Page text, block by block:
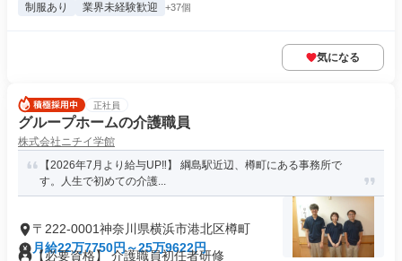
制服あり 業界未経験歓迎 +37個
気になる
正社員
グループホームの介護職員
株式会社ニチイ学館
【2026年7月より給与UP‼】 綱島駅近辺、樽町にある事務所で
す。人生で初めての介護...
〒222-0001神奈川県横浜市港北区樽町
月給22万7750円～25万9622円
【必要資格】 介護職員初任者研修